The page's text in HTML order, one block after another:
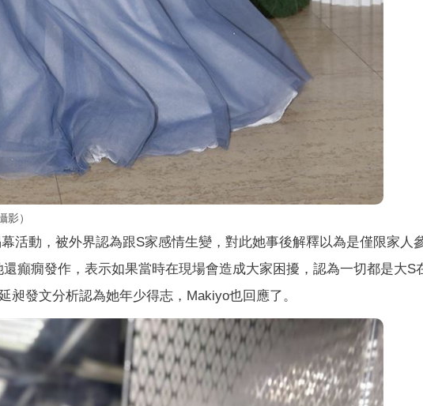
影）
活動，被外界認為跟S家感情生變，對此她事後解釋以為是僅限家人
癲癇發作，表示如果當時在現場會造成大家困擾，認為一切都是大S
昶發文分析認為她年少得志，Makiyo也回應了。